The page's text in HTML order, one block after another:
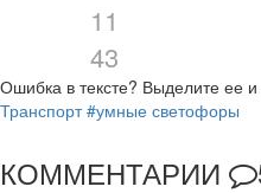
11
43
Ошибка в тексте? Выделите ее
Транспорт #умные светофоры
КОММЕНТАРИИ